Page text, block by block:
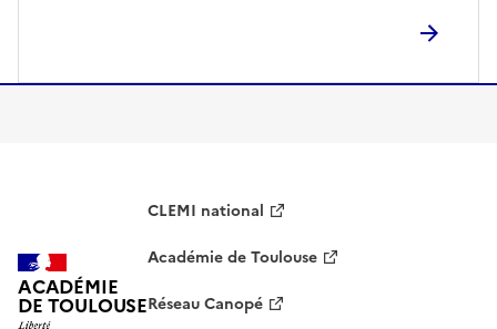
ACADÉMIE
DE TOULOUSE
CLEMI national
Académie de Toulouse
Réseau Canopé